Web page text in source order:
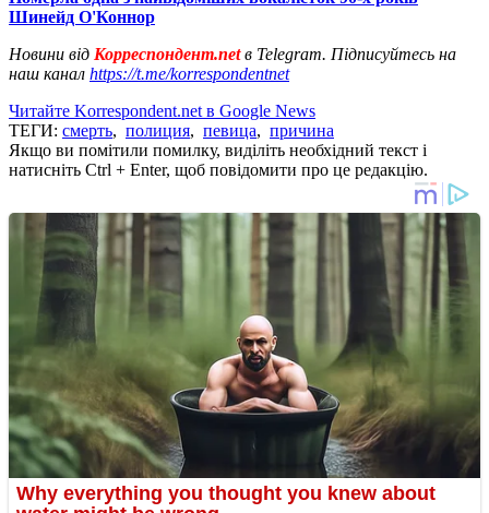
Шинейд О'Коннор
Новини від Корреспондент.netв Telegram. Підписуйтесь на
наш канал https://t.me/korrespondentnet
Читайте Korrespondent.net в Google News
ТЕГИ: смерть, полиция, певица, причина
Якщо ви помітили помилку, виділіть необхідний текст і
натисніть Ctrl + Enter, щоб повідомити про це редакцію.